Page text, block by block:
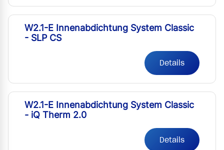
W2.1-E Innenabdichtung System Classic
- SLP CS
Details
W2.1-E Innenabdichtung System Classic
- iQ Therm 2.0
Details